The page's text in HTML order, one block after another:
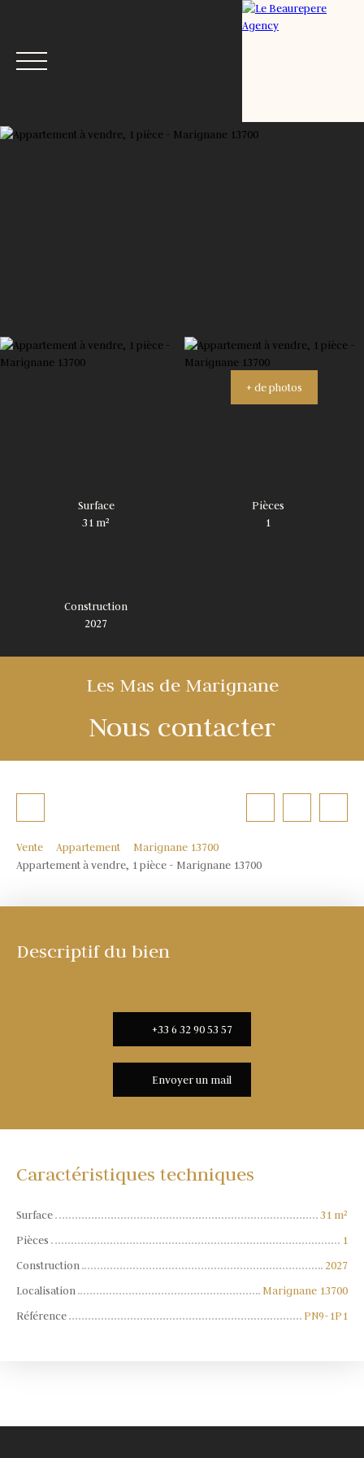
+ de photos
Surface
31 m²
Pièces
1
Construction
2027
Les Mas de Marignane
Nous contacter
Vente Appartement
Marignane 13700
Appartement à vendre, 1 pièce - Marignane 13700
Descriptif du bien
+33 6 32 90 53 57
Envoyer un mail
Caractéristiques techniques
Surface 31 m²
Pièces
1
Construction
2027
Localisation
Marignane 13700
Référence
PN9-1P1